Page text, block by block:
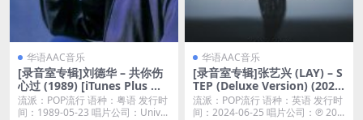
华语AAC音乐
[录音室专辑]刘德华 – 共你伤
心过 (1989) [iTunes Plus M4
A]
流派：POP流行 语种：粤语 发行时
间：1989-05-23 唱片公司：Univ...
华语AAC音乐
[录音室专辑]张艺兴 (LAY) – S
TEP (Deluxe Version) (2024)
[iTunes Plus M4A]
流派：POP流行 语种：英语 发行时
间：2024-06-25 唱片公司：℗ 20...